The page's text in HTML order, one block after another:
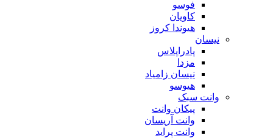
فوسو
کاویان
هیوندا کروز
نیسان
پادراپلاس
مزدا
نیسان زامیاد
هیوسو
وانت سبک
پیکان وانت
وانت آریسان
وانت پراید